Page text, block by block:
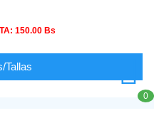
150.00 Bs
Tallas
0